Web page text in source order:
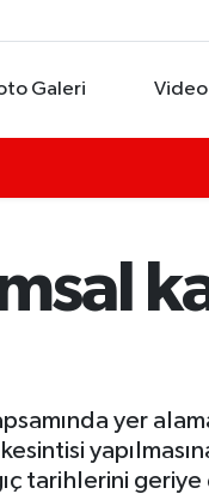
Galeri Video
yer
tarihlerini